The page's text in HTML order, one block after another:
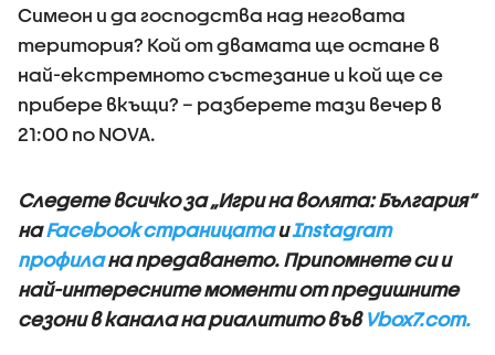
Симеон и да господства над неговата
територия? Кой от двамата ще остане в
най-екстремното състезание и кой ще се
прибере вкъщи? – разберете тази вечер в
21:00 по NOVA.
Следете всичко за „Игри на волята: България“
наFacebook страницатаиInstagram
профилана предаването. Припомнете си и
най-интересните моменти от предишните
сезони в канала на риалитито във Vbox7.com.